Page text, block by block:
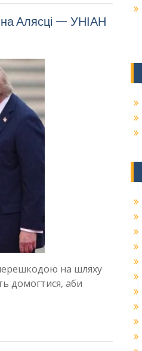
на Алясці — УНІАН
на шляху
домогтися, аби